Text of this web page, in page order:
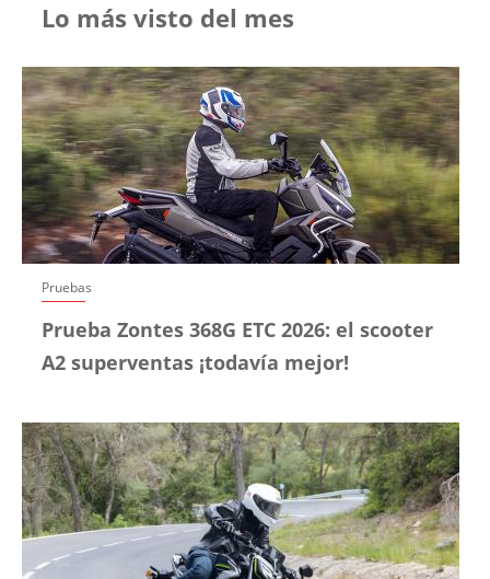
Lo más visto del mes
Pruebas
Prueba Zontes 368G ETC 2026: el scooter
A2 superventas ¡todavía mejor!